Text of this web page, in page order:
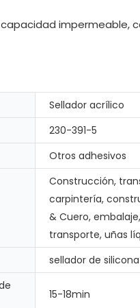
impermeable,
Sellador acrílico
230-391-5
Otros adhesivos
Construcción,
carpintería,
& Cuero, embalaje,
transporte, uñas
sellador de silicona
15-18min